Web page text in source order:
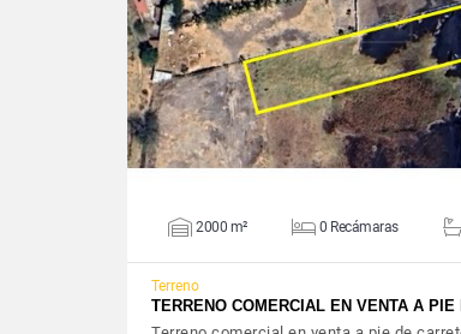
VER DETALLES
2000 m² 0 Recámaras
Terreno
TERRENO COMERCIAL EN VENTA A